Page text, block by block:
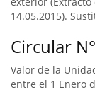
14.05.2015).
Circular
Valor de la
entre el 1 Enero